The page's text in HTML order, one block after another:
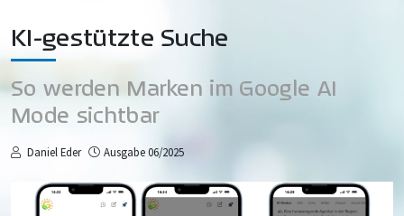
KI-gestützte Suche
So werden Marken im Google AI
Mode sichtbar
Daniel Eder Ausgabe 06/2025